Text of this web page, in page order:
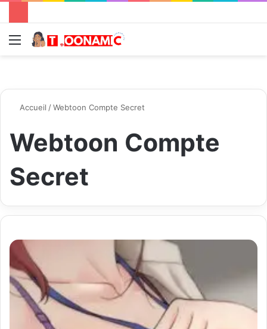
Menu
Accueil /Webtoon Compte Secret
Webtoon Compte
Secret